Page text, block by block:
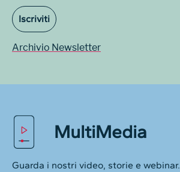
Iscriviti
Archivio Newsletter
MultiMedia
Guarda i nostri video, storie e webinar.